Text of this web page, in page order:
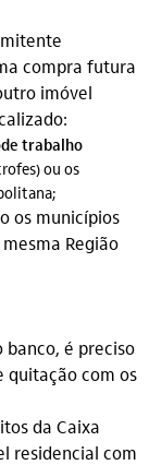
compra futura
imóvel
de trabalho
ou os
os municípios
Região
é preciso
quitação com os
da Caixa
residencial com